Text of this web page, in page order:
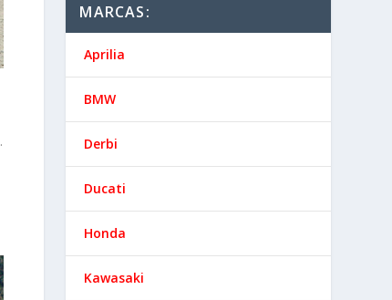
.
MARCAS:
Aprilia
BMW
Derbi
Ducati
Honda
Kawasaki